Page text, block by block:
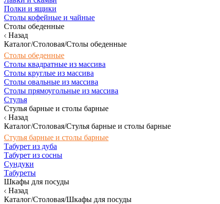
Полки и ящики
Столы кофейные и чайные
Столы обеденные
Назад
Каталог/Столовая/Столы обеденные
Столы обеденные
Столы квадратные из массива
Столы круглые из массива
Столы овальные из массива
Столы прямоугольные из массива
Стулья
Стулья барные и столы барные
Назад
Каталог/Столовая/Стулья барные и столы барные
Стулья барные и столы барные
Табурет из дуба
Табурет из сосны
Сундуки
Табуреты
Шкафы для посуды
Назад
Каталог/Столовая/Шкафы для посуды